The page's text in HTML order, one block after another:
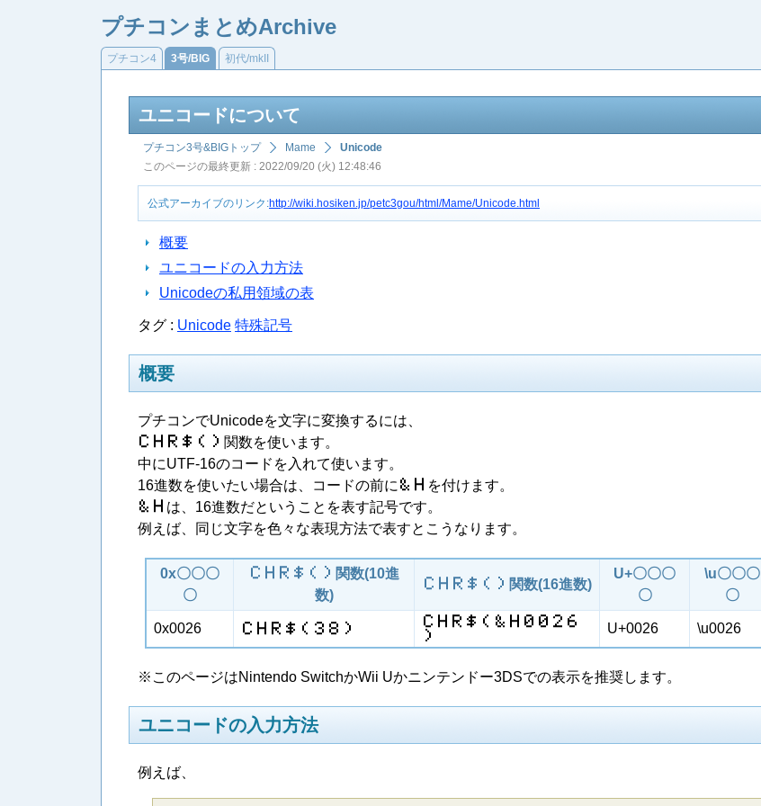
プチコンまとめArchive
プチコン4 3号/BIG 初代/mkII
ユニコードについて
プチコン3号&BIGトップ Mame
Unicode
このページの最終更新 : 2022/09/20 (火) 12:48:46
公式アーカイブのリンク:http://wiki.hosiken.jp/petc3gou/html/Mame/Unicode.html
概要
ユニコードの入力方法
Unicodeの私用領域の表
タグ : Unicode 特殊記号
概要
プチコンでUnicodeを文字に変換するには、
C​H​R​$​(​) 関数を使います。
中にUTF-16のコードを入れて使います。
16進数を使いたい場合は、コードの前に ＆​H を付けます。
＆​H は、16進数だということを表す記号です。
例えば、同じ文字を色々な表現方法で表すとこうなります。
0x〇〇〇
〇
C​H​R​$​(​) 関数(10進
数)
C​H​R​$​(​) 関数(16進数)
U+〇〇〇
〇
\u〇〇〇
〇
0x0026 C​H​R​$​(​3​8​)
C​H​R​$​(​＆​H​0​0​2​6​
)
U+0026 \u0026
※このページはNintendo SwitchかWii Uかニンテンドー3DSでの表示を推奨します。
ユニコードの入力方法
例えば、